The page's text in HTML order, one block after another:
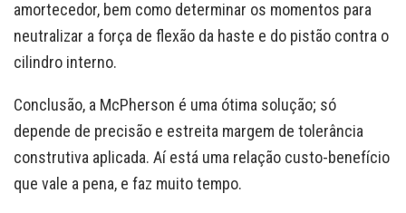
amortecedor, bem como determinar os momentos para
neutralizar a força de flexão da haste e do pistão contra o
cilindro interno.
Conclusão, a McPherson é uma ótima solução; só
depende de precisão e estreita margem de tolerância
construtiva aplicada. Aí está uma relação custo-benefício
que vale a pena, e faz muito tempo.